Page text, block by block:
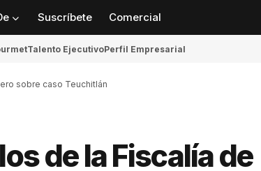
Suscríbete Comercial
Talento EjecutivoPerfil Empresarial
sobre caso Teuchitlán
de la Fiscalía de